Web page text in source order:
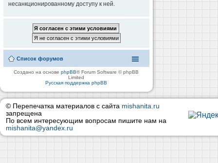
несанкционированному доступу к ней.
Список форумов
Создано на основеphpBB® Forum Software © phpBB
Limited
Русская поддержка phpBB
© Перепечатка материалов с сайта mishanita.ru
запрещена
По всем интересующим вопросам пишите нам на
mishanita@yandex.ru